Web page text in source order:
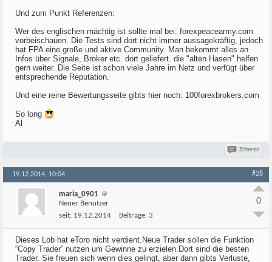
Und zum Punkt Referenzen:
Wer des englischen mächtig ist sollte mal bei: forexpeacearmy.com
vorbeischauen. Die Tests sind dort nicht immer aussagekräftig, jedoch
hat FPA eine große und aktive Community. Man bekommt alles an
Infos über Signale, Broker etc. dort geliefert. die "alten Hasen" helfen
gern weiter. Die Seite ist schon viele Jahre im Netz und verfügt über
entsprechende Reputation.
Und eine reine Bewertungsseite gibts hier noch: 100forexbrokers.com
So long
Al
Zitieren
19.12.2014, 10:04 #28
maria_0901
Neuer Benutzer
seit: 19.12.2014 Beiträge: 3
0
Dieses Lob hat eToro nicht verdient.Neue Trader sollen die Funktion
“Copy Trader” nutzen um Gewinne zu erzielen.Dort sind die besten
Trader. Sie freuen sich wenn dies gelingt, aber dann gibts Verluste,